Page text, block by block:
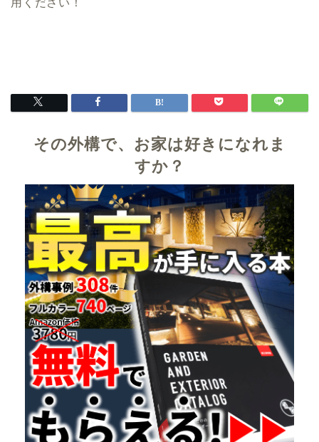
用ください！
その外構で、お家は好きになれま
すか？